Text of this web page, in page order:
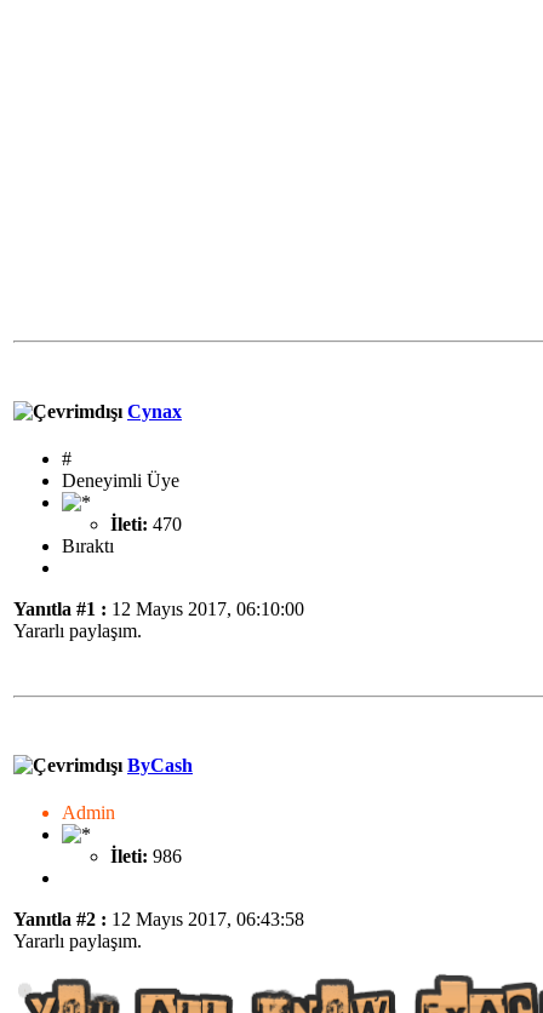
Cynax
#
Deneyimli Üye
İleti: 470
Bıraktı
Yanıtla #1 : 12 Mayıs 2017, 06:10:00
Yararlı paylaşım.
ByCash
Admin
İleti: 986
Yanıtla #2 : 12 Mayıs 2017, 06:43:58
Yararlı paylaşım.